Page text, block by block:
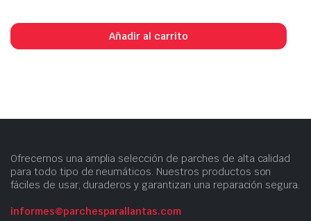
Añadir al carrito
Ofrecemos una amplia selección de parches de alta calidad
para todo tipo de neumáticos. Nuestros productos son
fáciles de usar, duraderos y garantizan una reparación segura.
informes@parchesparallantas.com